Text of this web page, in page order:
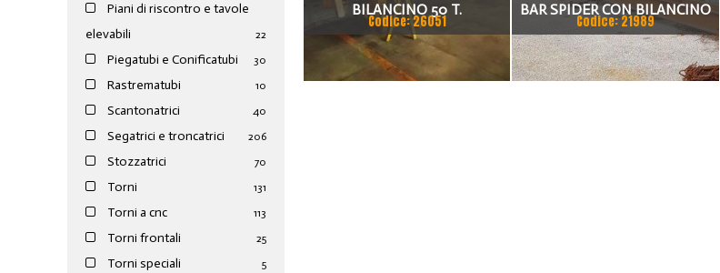
Piani di riscontro e tavole
elevabili
22
Piegatubi e Conificatubi 30
Rastrematubi 10
Scantonatrici 40
Segatrici e troncatrici 206
Stozzatrici 70
Torni 131
Torni a cnc 113
Torni frontali 25
Torni speciali 5
BILANCINO 50 T.
Codice: 26051
BAR SPIDER CON BILANCINO
Codice: 21989